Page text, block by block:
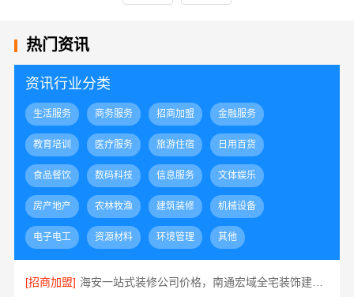
热门资讯
资讯行业分类
生活服务 商务服务 招商加盟 金融服务
教育培训 医疗服务 旅游住宿 日用百货
食品餐饮 数码科技 信息服务 文体娱乐
房产地产 农林牧渔 建筑装修 机械设备
电子电工 资源材料 环境管理 其他
[招商加盟]
海安一站式装修公司价格，南通宏域全宅装饰建材有限公司报价透明